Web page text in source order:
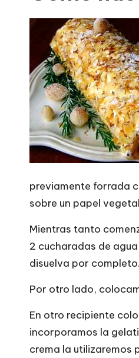
previamente forrada
sobre un papel
Mientras tanto
2 cucharadas de
disuelva por
Por otro lado,
En otro recipiente
incorporamos la
crema la utilizaremos